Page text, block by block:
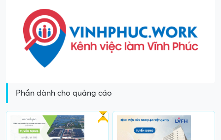
Phần dành cho quảng cáo
Gấp